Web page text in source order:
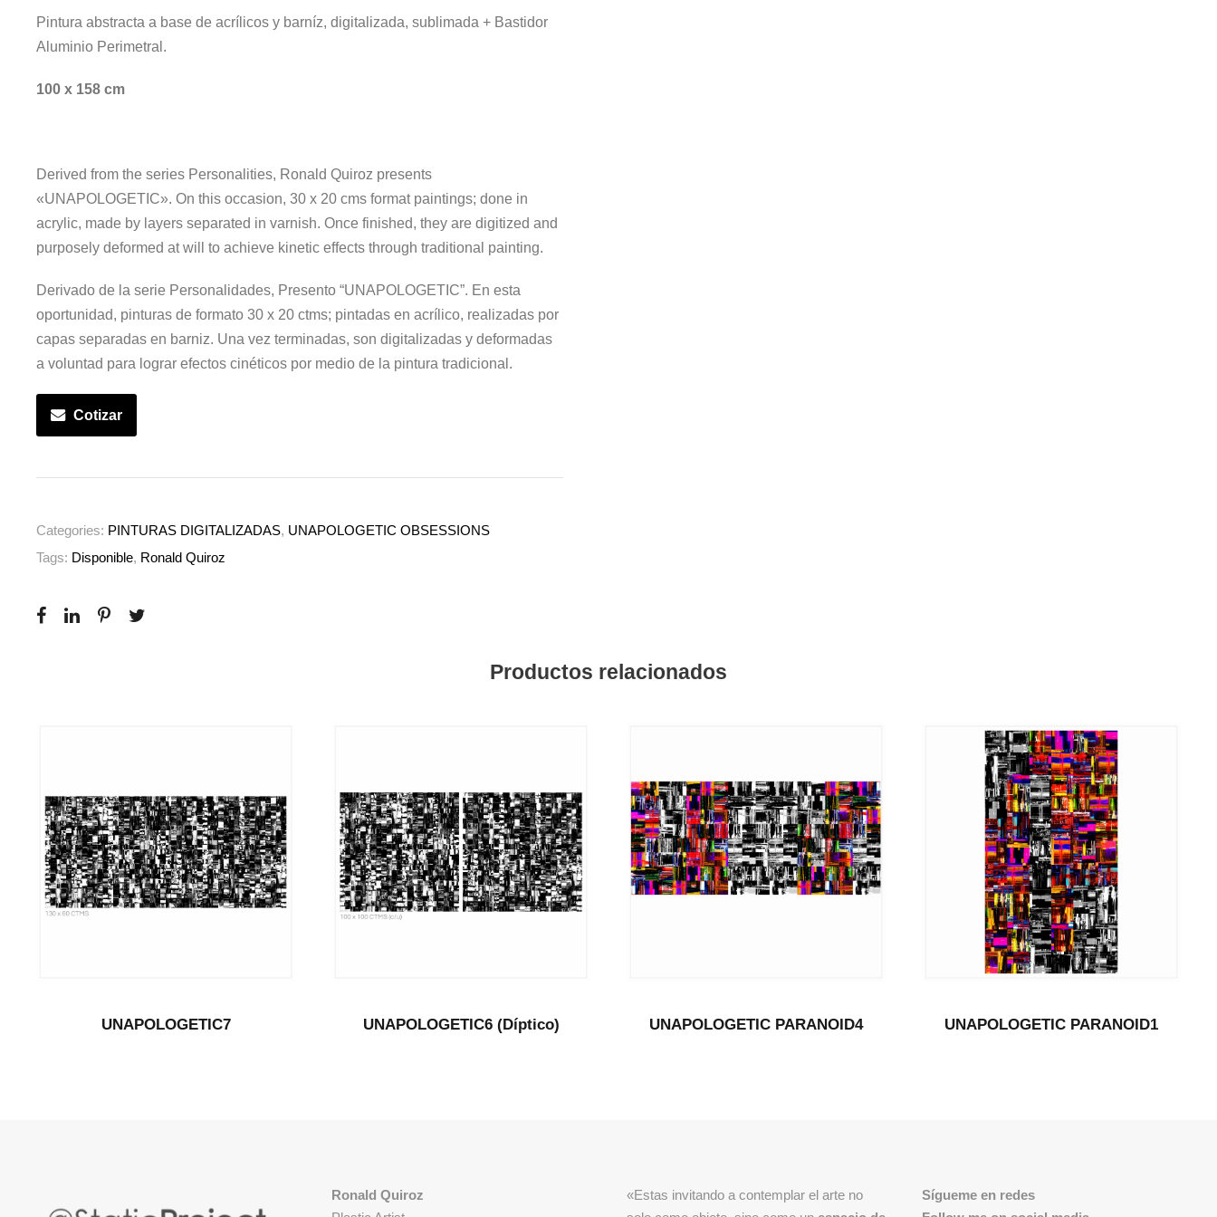
Pintura abstracta a base de acrílicos y barníz, digitalizada, sublimada + Bastidor
Aluminio Perimetral.
100 x 158 cm
Derived from the series Personalities, Ronald Quiroz presents
«UNAPOLOGETIC». On this occasion, 30 x 20 cms format paintings; done in
acrylic, made by layers separated in varnish. Once finished, they are digitized and
purposely deformed at will to achieve kinetic effects through traditional painting.
Derivado de la serie Personalidades, Presento “UNAPOLOGETIC”. En esta
oportunidad, pinturas de formato 30 x 20 ctms; pintadas en acrílico, realizadas por
capas separadas en barniz. Una vez terminadas, son digitalizadas y deformadas
a voluntad para lograr efectos cinéticos por medio de la pintura tradicional.
Cotizar
Categories: PINTURAS DIGITALIZADAS, UNAPOLOGETIC OBSESSIONS
Tags: Disponible, Ronald Quiroz
Productos relacionados
UNAPOLOGETIC7 UNAPOLOGETIC6 (Díptico) UNAPOLOGETIC PARANOID4 UNAPOLOGETIC PARANOID1
Ronald Quiroz
«Estas invitando a contemplar el arte no
Sígueme en redes